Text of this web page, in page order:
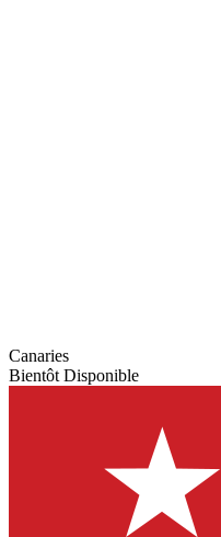
Canaries
Bientôt Disponible